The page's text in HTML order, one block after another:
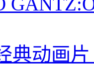
典动画